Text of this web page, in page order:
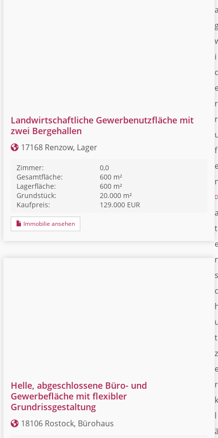
Landwirtschaftliche Gewerbenutzfläche mit
zwei Bergehallen
17168 Renzow, Lager
Zimmer:
0,0
Gesamtfläche:
600 m²
Lagerfläche:
600 m²
Grundstück:
20.000 m²
Kaufpreis:
129.000 EUR
Immobilie ansehen
Helle, abgeschlossene Büro- und
Gewerbefläche mit flexibler
Grundrissgestaltung
18106 Rostock, Bürohaus
i
r
r
f
t
s
c
t
z
r
k
l